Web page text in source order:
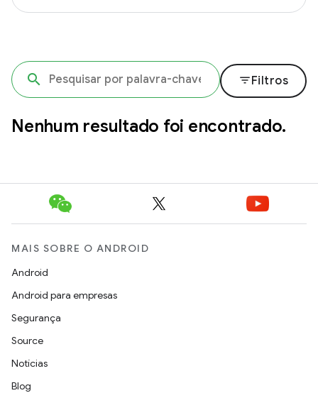
filter_listFiltros
Nenhum resultado foi encontrado.
MAIS SOBRE O ANDROID
Android
Android para empresas
Segurança
Source
Notícias
Blog